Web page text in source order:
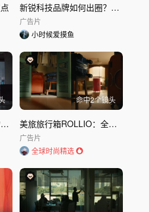
新锐科技品牌如何出圈？看李雪琴×寻影这样「翻」出重围
广告片
小时候爱摸鱼
维珍航空：开启您的日常之旅
命中2个镜头
美旅旅行箱ROLLIO：全能出行，一箱搞定
广告片
全球时尚精选